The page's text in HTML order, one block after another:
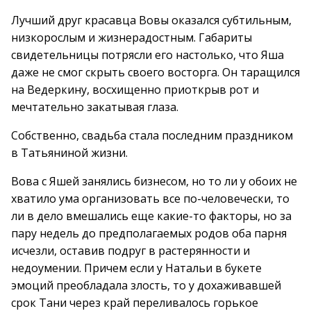
Лучший друг красавца Вовы оказался субтильным,
низкорослым и жизнерадостным. Габариты
свидетельницы потрясли его настолько, что Яша
даже не смог скрыть своего восторга. Он таращился
на Ведеркину, восхищенно приоткрыв рот и
мечтательно закатывая глаза.
Собственно, свадьба стала последним праздником
в Татьяниной жизни.
Вова с Яшей занялись бизнесом, но то ли у обоих не
хватило ума организовать все по-человечески, то
ли в дело вмешались еще какие-то факторы, но за
пару недель до предполагаемых родов оба парня
исчезли, оставив подруг в растерянности и
недоумении. Причем если у Натальи в букете
эмоций преобладала злость, то у дохаживавшей
срок Тани через край переливалось горькое